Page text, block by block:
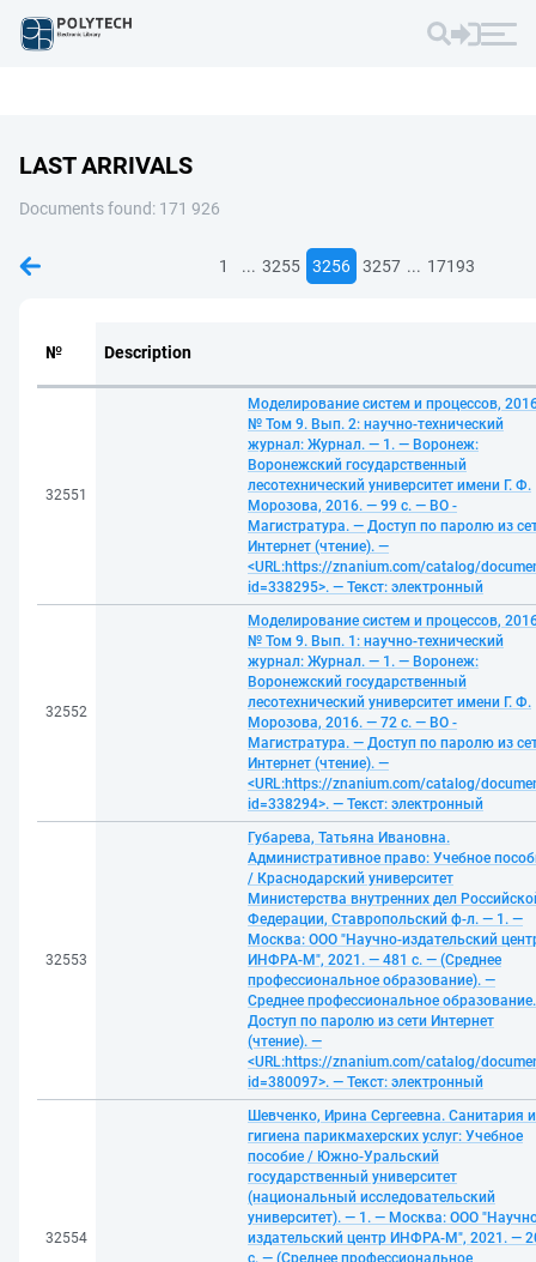
LAST ARRIVALS
Documents found: 171 926
1 ... 3255 3256 3257 ... 17193
№ Description
32551
Моделирование систем и процессов,
№ Том 9. Вып. 2: научно-технический
журнал: Журнал. — 1. — Воронеж:
Воронежский государственный
лесотехнический университет имени Г. Ф.
Морозова, 2016. — 99 с. — ВО -
Магистратура. — Доступ по паролю из
Интернет (чтение). —
<URL:https://znanium.com/catalog/
id=338295>. — Текст: электронный
32552
Моделирование систем и процессов,
№ Том 9. Вып. 1: научно-технический
журнал: Журнал. — 1. — Воронеж:
Воронежский государственный
лесотехнический университет имени Г. Ф.
Морозова, 2016. — 72 с. — ВО -
Магистратура. — Доступ по паролю из
Интернет (чтение). —
<URL:https://znanium.com/catalog/
id=338294>. — Текст: электронный
32553
Губарева, Татьяна Ивановна.
Административное право: Учебное
/ Краснодарский университет
Министерства внутренних дел
Федерации, Ставропольский ф-л. — 1. —
Москва: ООО "Научно-издательский
ИНФРА-М", 2021. — 481 с. — (Среднее
профессиональное образование). —
Среднее профессиональное
Доступ по паролю из сети Интернет
(чтение). —
<URL:https://znanium.com/catalog/
id=380097>. — Текст: электронный
32554
Шевченко, Ирина Сергеевна. Санитария и
гигиена парикмахерских услуг: Учебное
пособие / Южно-Уральский
государственный университет
(национальный исследовательский
университет). — 1. — Москва: ООО
издательский центр ИНФРА-М", 2021. —
с. — (Среднее профессиональное